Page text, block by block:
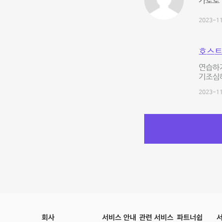
2023-
호스
연습
기조
2023-
회사 서비스 안내 관련 서비스 파트너쉽